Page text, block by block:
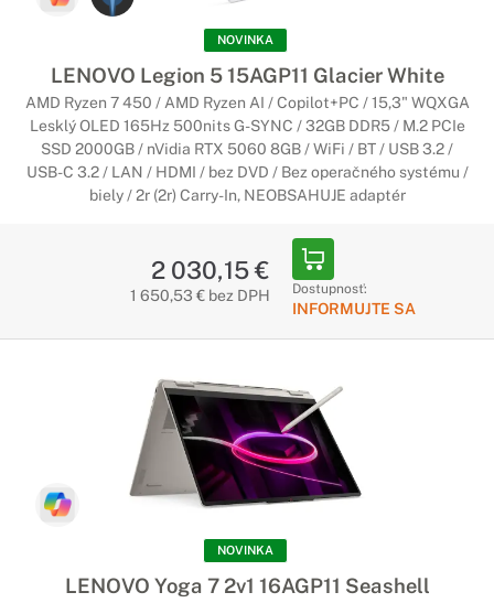
NOVINKA
LENOVO Legion 5 15AGP11 Glacier White
AMD Ryzen 7 450 / AMD Ryzen AI / Copilot+PC / 15,3" WQXGA
Lesklý OLED 165Hz 500nits G-SYNC / 32GB DDR5 / M.2 PCIe
SSD 2000GB / nVidia RTX 5060 8GB / WiFi / BT / USB 3.2 /
USB-C 3.2 / LAN / HDMI / bez DVD / Bez operačného systému /
biely / 2r (2r) Carry-In, NEOBSAHUJE adaptér
2 030,15 €
1 650,53 € bez DPH Dostupnosť:
INFORMUJTE SA
NOVINKA
LENOVO Yoga 7 2v1 16AGP11 Seashell